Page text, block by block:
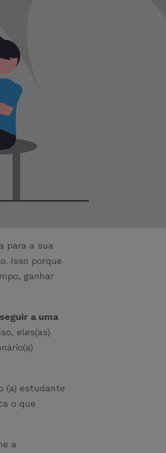
para a sua
Isso porque
ganhar
a uma
eles(as)
(a) estudante
o que
a